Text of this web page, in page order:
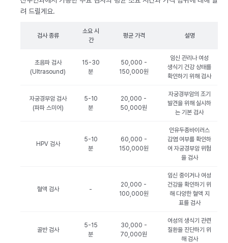
려 드릴게요.
검사 종류
소요 시
간
평균 가격 설명
초음파 검사
(Ultrasound)
15-30
분
50,000 -
150,000원
임신 관리나 여성
생식기 건강 상태를
확인하기 위해 검사
자궁경부암 검사
(파파 스미어)
5-10
분
20,000 -
50,000원
자궁경부암의 조기
발견을 위해 실시하
는 기본 검사
HPV 검사
5-10
분
60,000 -
150,000원
인유두종바이러스
감염 여부를 확인하
여 자궁경부암 위험
을 검사
혈액 검사 -
20,000 -
100,000원
임신 중이거나 여성
건강을 확인하기 위
해 다양한 혈액 지
표를 검사
골반 검사
5-15
분
30,000 -
70,000원
여성의 생식기 관련
질환을 진단하기 위
해 검사